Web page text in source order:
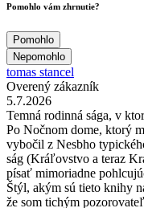
Pomohlo vám zhrnutie?
Pomohlo
Nepomohlo
tomas stancel
Overený zákazník
5.7.2026
Temná rodinná sága, v
Po Nočnom dome, ktorý
vybočil z Nesbho
ság (Kráľovstvo a teraz
písať mimoriadne
Štýl, akým sú tieto knihy
že som tichým